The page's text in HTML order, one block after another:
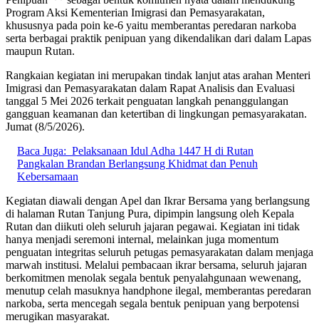
Program Aksi Kementerian Imigrasi dan Pemasyarakatan,
khususnya pada poin ke-6 yaitu memberantas peredaran narkoba
serta berbagai praktik penipuan yang dikendalikan dari dalam Lapas
maupun Rutan.
Rangkaian kegiatan ini merupakan tindak lanjut atas arahan Menteri
Imigrasi dan Pemasyarakatan dalam Rapat Analisis dan Evaluasi
tanggal 5 Mei 2026 terkait penguatan langkah penanggulangan
gangguan keamanan dan ketertiban di lingkungan pemasyarakatan.
Jumat (8/5/2026).
Baca Juga: Pelaksanaan Idul Adha 1447 H di Rutan
Pangkalan Brandan Berlangsung Khidmat dan Penuh
Kebersamaan
Kegiatan diawali dengan Apel dan Ikrar Bersama yang berlangsung
di halaman Rutan Tanjung Pura, dipimpin langsung oleh Kepala
Rutan dan diikuti oleh seluruh jajaran pegawai. Kegiatan ini tidak
hanya menjadi seremoni internal, melainkan juga momentum
penguatan integritas seluruh petugas pemasyarakatan dalam menjaga
marwah institusi. Melalui pembacaan ikrar bersama, seluruh jajaran
berkomitmen menolak segala bentuk penyalahgunaan wewenang,
menutup celah masuknya handphone ilegal, memberantas peredaran
narkoba, serta mencegah segala bentuk penipuan yang berpotensi
merugikan masyarakat.